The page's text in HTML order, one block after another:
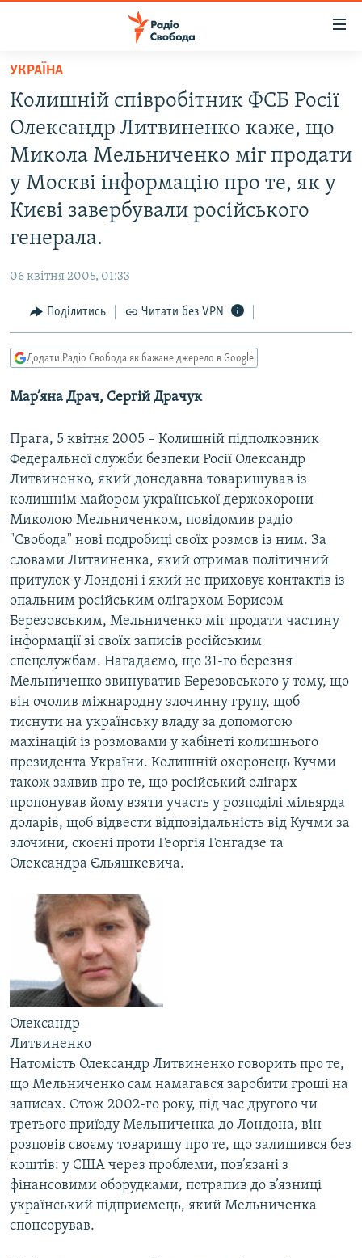
Перейти
основного
матеріалу
Перейти
до
основної
навігації
до
РАДІО СВОБОДА – 70 РОКІВ
СТАТТІ
ПОЛІТИКА
ЕКОНОМІКА
СУСПІЛЬСТВО
УКРАЇНА
СВІТ
ВІЙНА
РОСІЙСЬКА «ФІЛЬТРАЦІЯ»
ДОНБАС.РЕАЛІЇ
СХЕМИ
КИТАЙ.ВИКЛИКИ
ФОТО
СПЕЦПРОЄКТИ
ПОДКАСТИ
КРИМ РЕАЛІЇ
РУС
УКР
КТАТ
ДОЛУЧАЙСЯ!
Усі сайти RFE/RL
УКРАЇНА
Колишній співробітник ФСБ Росії
Олександр Литвиненко каже, що
Микола Мельниченко міг продати
у Москві інформацію про те, як у
Києві завербували російського
генерала.
06 квітня 2005, 01:33
Поділитись Читати без VPN
Додати Радіо Свобода як бажане джерело в Google
Мар’яна Драч, Сергій Драчук
Прага, 5 квітня 2005 – Колишній підполковник
Федеральної служби безпеки Росії Олександр
Литвиненко, який донедавна товаришував із
колишнім майором української держохорони
Миколою Мельниченком, повідомив радіо
"Свобода" нові подробиці своїх розмов із ним. За
словами Литвиненка, який отримав політичний
притулок у Лондоні і який не приховує контактів із
опальним російським олігархом Борисом
Березовським, Мельниченко міг продати частину
інформації зі своїх записів російським
спецслужбам. Нагадаємо, що 31-го березня
Мельниченко звинуватив Березовського у тому, що
він очолив міжнародну злочинну групу, щоб
тиснути на українську владу за допомогою
махінацій із розмовами у кабінеті колишнього
президента України. Колишній охоронець Кучми
також заявив про те, що російський олігарх
пропонував йому взяти участь у розподілі мільярда
доларів, щоб відвести відповідальність від Кучми за
злочини, скоєні проти Георгія Гонгадзе та
Олександра Єльяшкевича.
Олександр
Литвиненко
Натомість Олександр Литвиненко говорить про те,
що Мельниченко сам намагався заробити гроші на
записах. Отож 2002-го року, під час другого чи
третього приїзду Мельниченка до Лондона, він
розповів своєму товаришу про те, що залишився без
коштів: у США через проблеми, пов’язані з
фінансовими оборудками, потрапив до в’язниці
український підприємець, який Мельниченка
спонсорував.